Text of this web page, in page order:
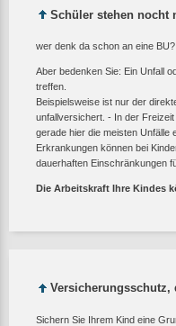
Schüler stehen nocht
wer denk da schon an eine BU?
Aber bedenken Sie: Ein Unfall
treffen.
Beispielsweise ist nur der
unfallversichert. - In der
gerade hier die meisten Unfälle
Erkrankungen können bei
dauerhaften Einschränkungen
Die Arbeitskraft Ihre Kindes
Versicherungsschutz,
Sichern Sie Ihrem Kind eine